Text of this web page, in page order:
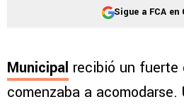
Sigue a FCA en
Municipal recibió un fuerte
comenzaba a acomodarse.